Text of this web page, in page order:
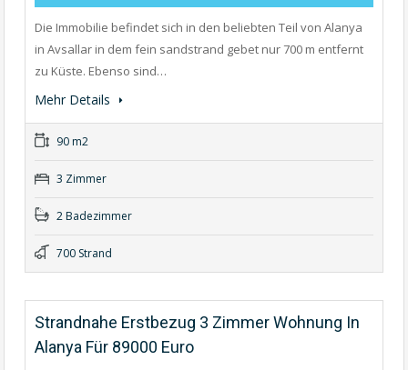
Die Immobilie befindet sich in den beliebten Teil von Alanya
in Avsallar in dem fein sandstrand gebet nur 700 m entfernt
zu Küste. Ebenso sind…
Mehr Details
90 m2
3 Zimmer
2 Badezimmer
700 Strand
Strandnahe Erstbezug 3 Zimmer Wohnung In
Alanya Für 89000 Euro